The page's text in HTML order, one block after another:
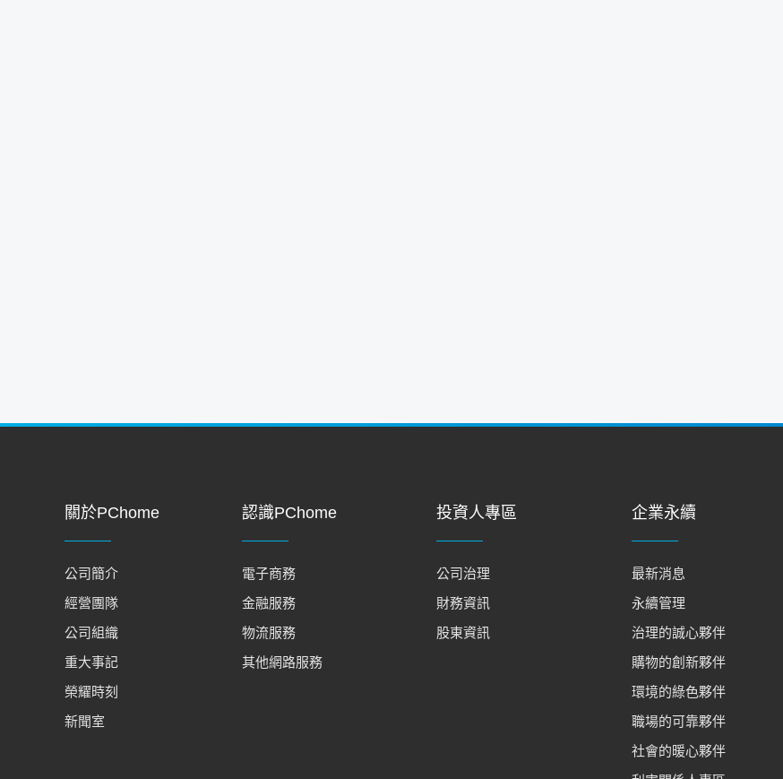
關於PChome
公司簡介
經營團隊
公司組織
重大事記
榮耀時刻
新聞室
認識PChome
電子商務
金融服務
物流服務
其他網路服務
投資人專區
公司治理
財務資訊
股東資訊
企業永續
最新消息
永續管理
治理的誠心夥伴
購物的創新夥伴
環境的綠色夥伴
職場的可靠夥伴
社會的暖心夥伴